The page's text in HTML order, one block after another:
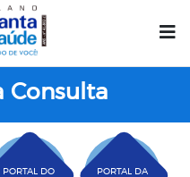
Consulta
PORTAL DO
PORTAL DA